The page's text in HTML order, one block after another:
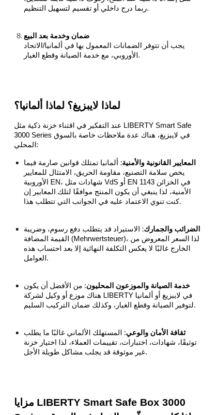
ربما درج داخلي أو تقسيم لتسهيل التنظيم.
ضمان وخدمة بعد البيع
يجب أن تتوفر الضمانات المعمول بها في ألمانيا/الاتحاد
الأوروبي، مع خدمة الصيانة وقطع الغيار.
لماذا لايبزيغ؟ لماذا ألمانيا؟
عند التفكير في اقتناء خزنة ذكية مثل LIBERTY Smart Safe
3000 Series في لايبزيغ، هناك عدة ملاحظات خاصة بالسوق
المحلي:
المعايير القانونية والأمنية: ألمانيا تمتلك قوانين صارمة فيما
يخص سلامة التصنيع، مقاومة الحريق، الامتثال للمعايير
الأوروبية EN، شهادات مثل VdS أو EN 1143 في الخزائن
الأمنية، لذا ينبغي أن يكون المنتج موافقًا لتلك المعايير إن
كنت تنوي الاعتماد عليه في الجوانب التي تتطلب هذا.
الضرائب والجمارك: الاستيراد قد يتطلب دفع رسوم، وضريبة
القيمة المضافة (Mehrwertsteuer)، لذا السعر المعروض من
الخارج غالبًا لا يعكس التكلفة النهائية إلا بعد احتساب هذه
العوامل.
خدمة الصيانة والموزعون المحليون: من الأفضل أن يكون
هناك موزع أو وكيل لشركة LIBERTY في لايبزيغ أو ألمانيا
لتوفير الصيانة وقطع الغيار، وكذلك ضمان التركيب السليم.
ثقافة الأمان والوعي: المستهلك الألماني غالبًا ما يطلب
توثيقًا، شهادات، اختبارات، تقييمات العملاء، لذا اختيار خزنة
غير موثوقة قد يجلب مشاكل طويلة الأجل.
مزايا LIBERTY Smart Safe Box 3000